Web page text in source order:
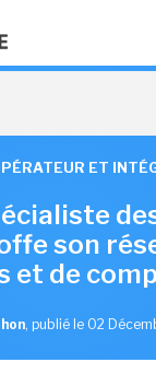
ET
son
et de
, publié le 02